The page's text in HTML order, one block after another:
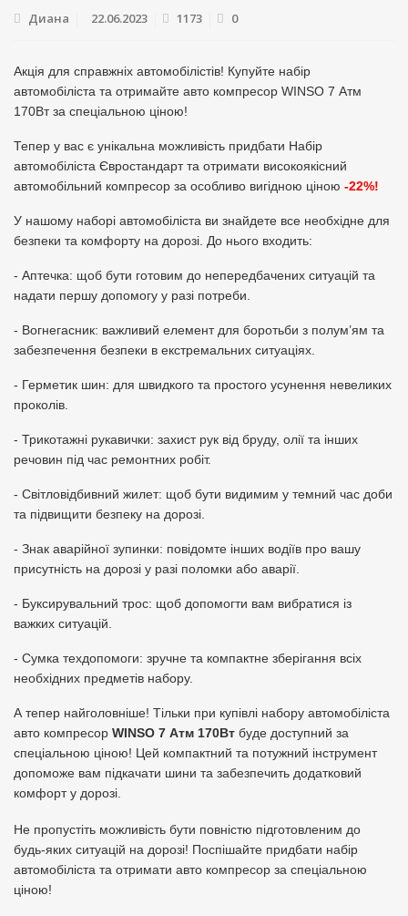
Диана 22.06.2023 1173 0
Акція для справжніх автомобілістів! Купуйте набір
автомобіліста та отримайте авто компресор WINSO 7 Атм
170Вт за спеціальною ціною!
Тепер у вас є унікальна можливість придбати Набір
автомобіліста Євростандарт та отримати високоякісний
автомобільний компресор за особливо вигідною ціною -22%!
У нашому наборі автомобіліста ви знайдете все необхідне для
безпеки та комфорту на дорозі. До нього входить:
- Аптечка: щоб бути готовим до непередбачених ситуацій та
надати першу допомогу у разі потреби.
- Вогнегасник: важливий елемент для боротьби з полум’ям та
забезпечення безпеки в екстремальних ситуаціях.
- Герметик шин: для швидкого та простого усунення невеликих
проколів.
- Трикотажні рукавички: захист рук від бруду, олії та інших
речовин під час ремонтних робіт.
- Світловідбивний жилет: щоб бути видимим у темний час доби
та підвищити безпеку на дорозі.
- Знак аварійної зупинки: повідомте інших водіїв про вашу
присутність на дорозі у разі поломки або аварії.
- Буксирувальний трос: щоб допомогти вам вибратися із
важких ситуацій.
- Сумка техдопомоги: зручне та компактне зберігання всіх
необхідних предметів набору.
А тепер найголовніше! Тільки при купівлі набору автомобіліста
авто компресор WINSO 7 Атм 170Вт буде доступний за
спеціальною ціною! Цей компактний та потужний інструмент
допоможе вам підкачати шини та забезпечить додатковий
комфорт у дорозі.
Не пропустіть можливість бути повністю підготовленим до
будь-яких ситуацій на дорозі! Поспішайте придбати набір
автомобіліста та отримати авто компресор за спеціальною
ціною!